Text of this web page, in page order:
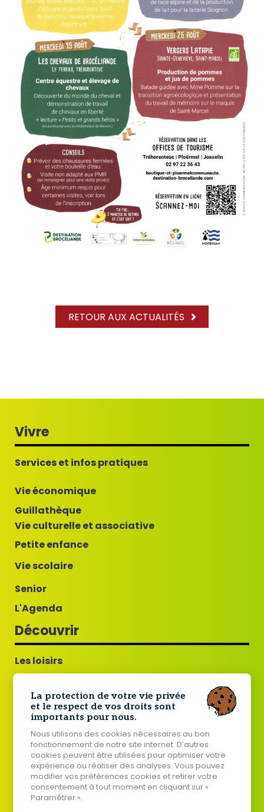
RETOUR AUX ACTUALITÉS
Vivre
Services et infos pratiques
Vie économique
Guillathèque
Vie culturelle et associative
Petite enfance
Vie scolaire
Senior
L'Agenda
Découvrir
Les loisirs
Tourisme
Histoire de Guillac
Jumelage Guillac - Tard
Votre mairie
La protection de votre vie privée
et le respect de vos droits sont
importants pour nous.
Nous utilisons des cookies nécessaires au bon
fonctionnement de notre site internet. D’autres
cookies peuvent être utilisées pour optimiser votre
expérience ou réaliser des analyses. Vous pouvez
modifier vos préférences cookies et retirer votre
consentement à tout moment en cliquant sur «
Paramétrer ».